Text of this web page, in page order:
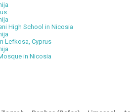
High School in Nicosia
Lefkosa, Cyprus
in Nicosia